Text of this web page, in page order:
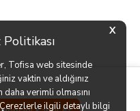
X
Politikası
Tofisa web sitesinde
vaktin ve aldığınız
daha verimli olmasını
ilgili detaylı bilgi